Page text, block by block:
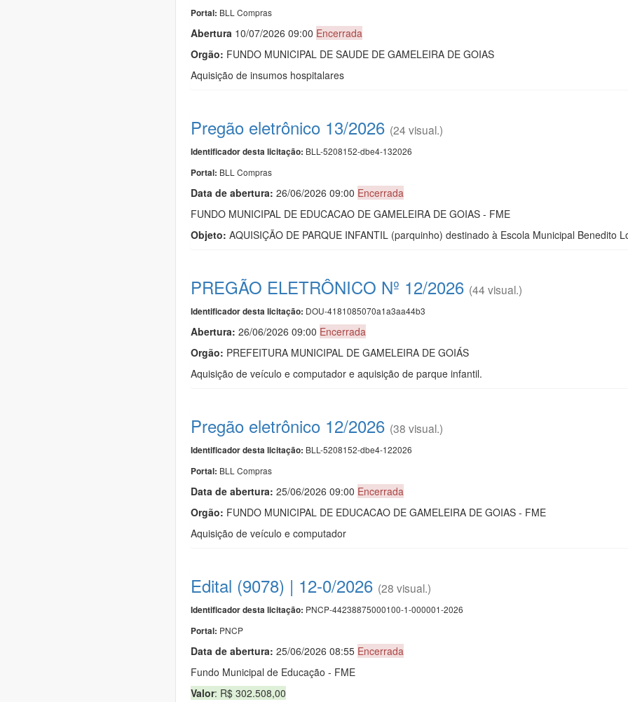
Portal: BLL Compras
Abertura 10/07/2026 09:00 Encerrada
Orgão: FUNDO MUNICIPAL DE SAUDE DE GAMELEIRA DE GOIAS
Aquisição de insumos hospitalares
Pregão eletrônico 13/2026 (24 visual.)
Identificador desta licitação: BLL-5208152-dbe4-132026
Portal: BLL Compras
Data de abertura: 26/06/2026 09:00 Encerrada
FUNDO MUNICIPAL DE EDUCACAO DE GAMELEIRA DE GOIAS - FME
Objeto: AQUISIÇÃO DE PARQUE INFANTIL (parquinho) destinado à Escola Municipal Benedito
PREGÃO ELETRÔNICO Nº 12/2026 (44 visual.)
Identificador desta licitação: DOU-4181085070a1a3aa44b3
Abertura: 26/06/2026 09:00 Encerrada
Orgão: PREFEITURA MUNICIPAL DE GAMELEIRA DE GOIÁS
Aquisição de veículo e computador e aquisição de parque infantil.
Pregão eletrônico 12/2026 (38 visual.)
Identificador desta licitação: BLL-5208152-dbe4-122026
Portal: BLL Compras
Data de abertura: 25/06/2026 09:00 Encerrada
Orgão: FUNDO MUNICIPAL DE EDUCACAO DE GAMELEIRA DE GOIAS - FME
Aquisição de veículo e computador
Edital (9078) | 12-0/2026 (28 visual.)
Identificador desta licitação: PNCP-44238875000100-1-000001-2026
Portal: PNCP
Data de abertura: 25/06/2026 08:55 Encerrada
Fundo Municipal de Educação - FME
Valor: R$ 302.508,00